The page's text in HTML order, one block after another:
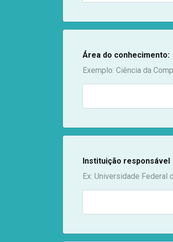
Área do conhecimento:
Exemplo: Ciência da
Instituição responsável
Ex: Universidade Federal